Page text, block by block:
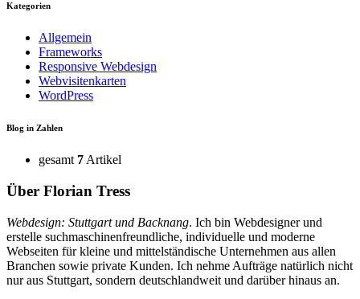
Kategorien
Allgemein
Frameworks
Responsive Webdesign
Webvisitenkarten
WordPress
Blog in Zahlen
gesamt 7 Artikel
Über Florian Tress
Webdesign: Stuttgartund Backnang. Ich bin Webdesigner und
erstelle suchmaschinenfreundliche, individuelle und moderne
Webseiten für kleine und mittelständische Unternehmen aus allen
Branchen sowie private Kunden. Ich nehme Aufträge natürlich nicht
nur aus Stuttgart, sondern deutschlandweit und darüber hinaus an.